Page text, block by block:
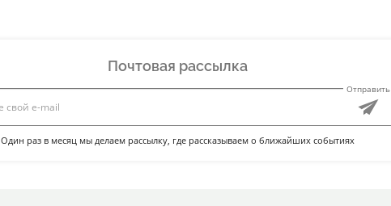
Почтовая рассылка
Отправить
Один раз в месяц мы делаем рассылку, где рассказываем о ближайших событиях